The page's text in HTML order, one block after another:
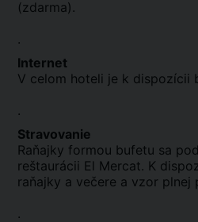
(zdarma).
.
Internet
V celom hoteli je k dispozícii
.
Stravovanie
Raňajky formou bufetu sa
reštaurácii El Mercat. K
raňajky a večere a vzor plnej
.